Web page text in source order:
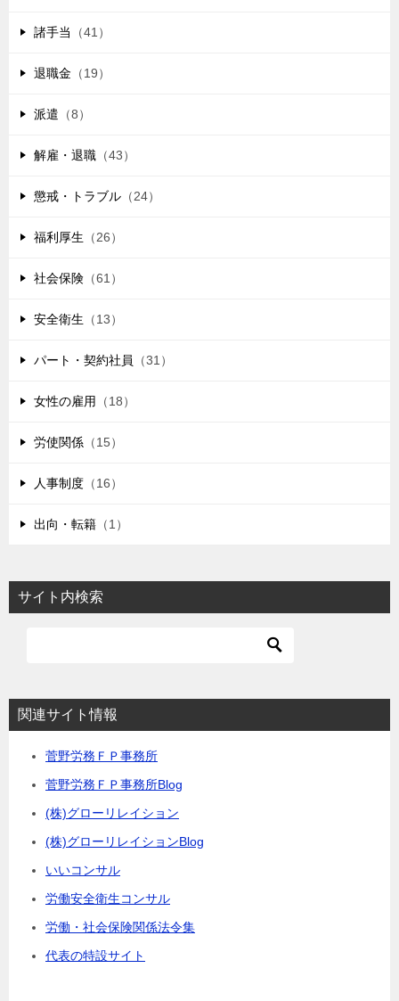
諸手当 （41）
退職金 （19）
派遣 （8）
解雇・退職 （43）
懲戒・トラブル （24）
福利厚生 （26）
社会保険 （61）
安全衛生 （13）
パート・契約社員 （31）
女性の雇用 （18）
労使関係 （15）
人事制度 （16）
出向・転籍 （1）
サイト内検索
関連サイト情報
菅野労務ＦＰ事務所
菅野労務ＦＰ事務所Blog
(株)グローリレイション
(株)グローリレイションBlog
いいコンサル
労働安全衛生コンサル
労働・社会保険関係法令集
代表の特設サイト